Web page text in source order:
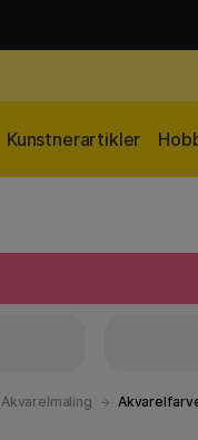
Kunstnerartikler
Akvarelmaling